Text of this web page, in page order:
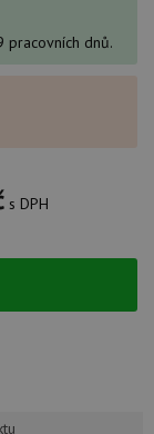
pracovních dnů.
s DPH